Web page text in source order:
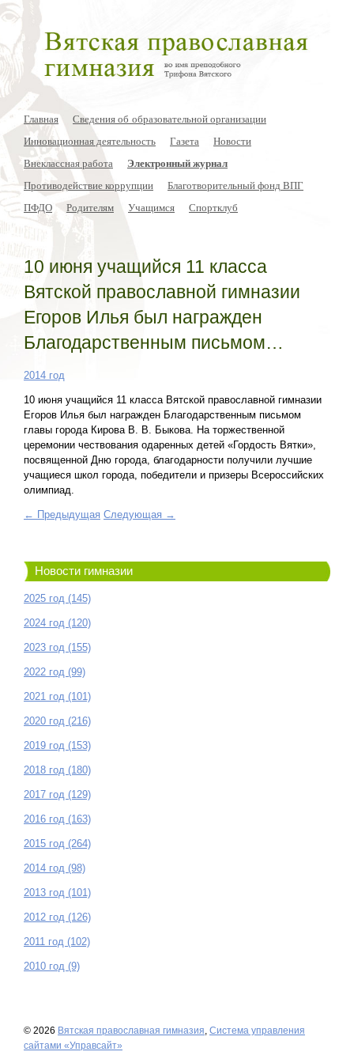
Главная
Сведения об образовательной организации
Инновационная деятельность
Газета
Новости
Внеклассная работа
Электронный журнал
Противодействие коррупции
Благотворительный фонд ВПГ
ПФДО
Родителям Учащимся Спортклуб
10 июня учащийся 11 класса
Вятской православной гимназии
Егоров Илья был награжден
Благодарственным письмом…
2014 год
10 июня учащийся 11 класса Вятской православной гимназии
Егоров Илья был награжден Благодарственным письмом
главы города Кирова В. В. Быкова. На торжественной
церемонии чествования одаренных детей «Гордость Вятки»,
посвященной Дню города, благодарности получили лучшие
учащиеся школ города, победители и призеры Всероссийских
олимпиад.
← Предыдущая Следующая →
Новости гимназии
2025 год (145)
2024 год (120)
2023 год (155)
2022 год (99)
2021 год (101)
2020 год (216)
2019 год (153)
2018 год (180)
2017 год (129)
2016 год (163)
2015 год (264)
2014 год (98)
2013 год (101)
2012 год (126)
2011 год (102)
2010 год (9)
© 2026 Вятская православная гимназия Система управления
сайтами «Управсайт»